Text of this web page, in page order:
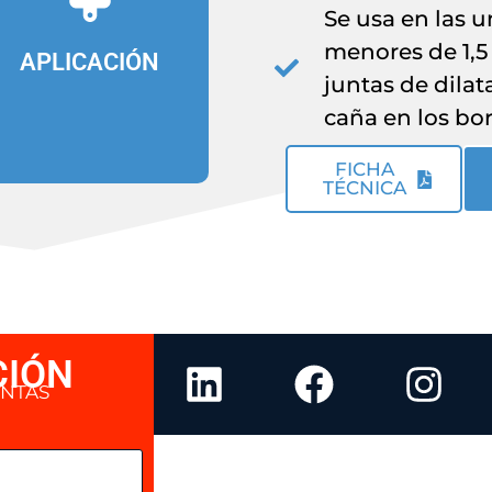
APLICACIÓN
Aplique
utilizando
palustre o
Se usa en las
menores de
juntas de
caña en los
FICHA
TÉCNICA